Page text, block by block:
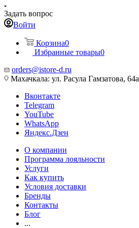
Задать вопрос
Войти
Корзина0
Избранные товары0
orders@istore-d.ru
Махачкала: ул. Расула Гамзатова, 64а
Вконтакте
Telegram
YouTube
WhatsApp
Яндекс.Дзен
О компании
Программа лояльности
Услуги
Как купить
Условия доставки
Бренды
Контакты
Блог
...